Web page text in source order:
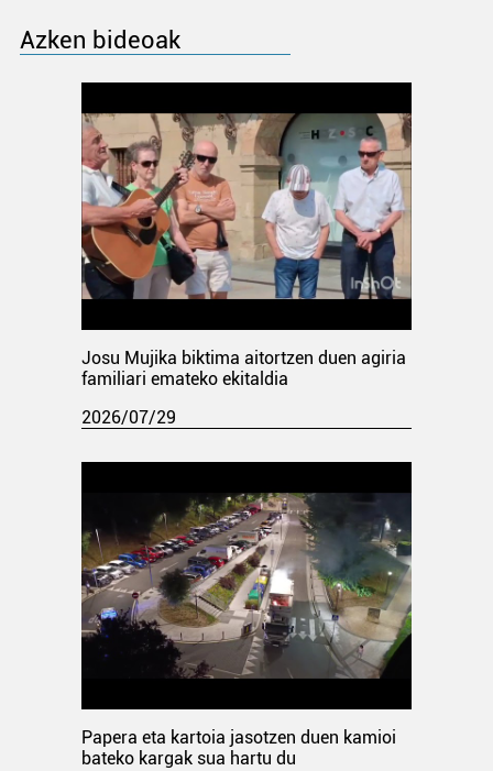
Azken bideoak
Josu Mujika biktima aitortzen duen agiria
familiari emateko ekitaldia
2026/07/29
Papera eta kartoia jasotzen duen kamioi
bateko kargak sua hartu du